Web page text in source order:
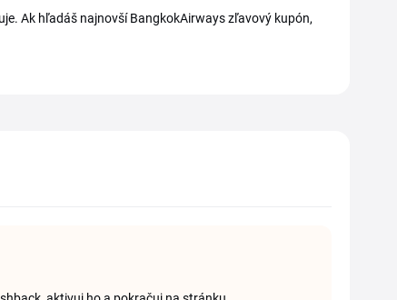
Ak hľadáš najnovší BangkokAirways zľavový kupón,